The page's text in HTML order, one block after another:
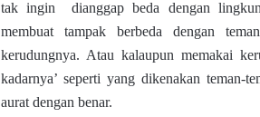
tak ingin dianggap beda dengan
membuat tampak berbeda dengan
kerudungnya. Atau kalaupun memakai
kadarnya’ seperti yang dikenakan teman-
aurat dengan benar.